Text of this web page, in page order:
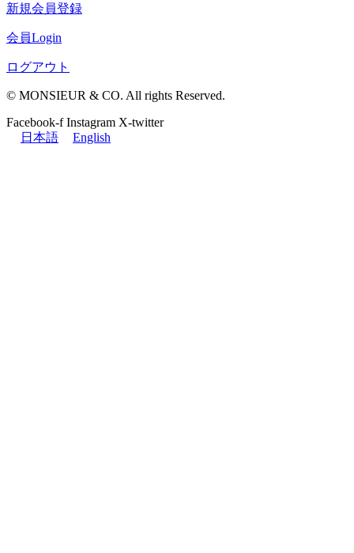
新規会員登録
会員Login
ログアウト
© MONSIEUR & CO. All rights Reserved.
Facebook-f Instagram X-twitter
日本語
English